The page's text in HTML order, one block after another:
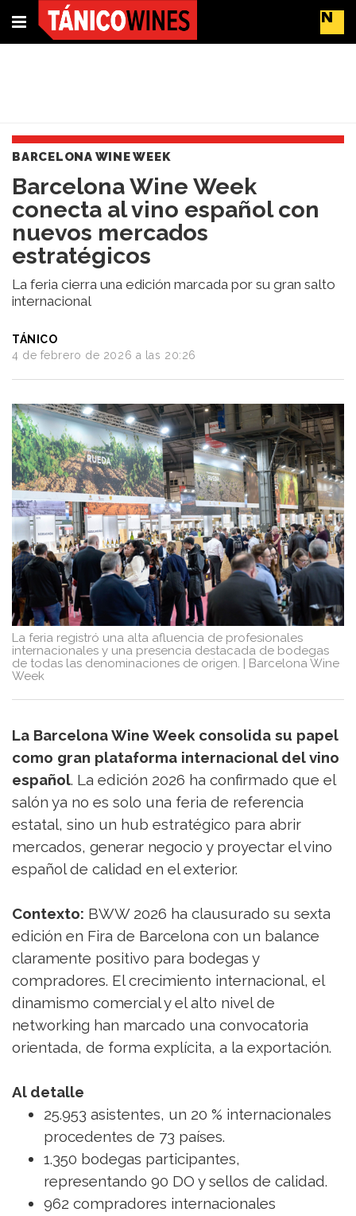
Buscar
Actualidad
Líderes
cambio
Impacto
y
Sostenibilidad
del
Vino
Vino
Saber
más
Vinos
y
Bodegas
BARCELONA WINE WEEK
Barcelona Wine Week
conecta al vino español con
nuevos mercados
estratégicos
La feria cierra una edición marcada por su gran salto
internacional
TÁNICO
4 de febrero de 2026 a las 20:26
La feria registró una alta afluencia de profesionales
internacionales y una presencia destacada de bodegas
de todas las denominaciones de origen. | Barcelona Wine
Week
La Barcelona Wine Week consolida su papel
como gran plataforma internacional del vino
español. La edición 2026 ha confirmado que el
salón ya no es solo una feria de referencia
estatal, sino un hub estratégico para abrir
mercados, generar negocio y proyectar el vino
español de calidad en el exterior.
Contexto: BWW 2026 ha clausurado su sexta
edición en Fira de Barcelona con un balance
claramente positivo para bodegas y
compradores. El crecimiento internacional, el
dinamismo comercial y el alto nivel de
networking han marcado una convocatoria
orientada, de forma explícita, a la exportación.
Al detalle
25.953 asistentes, un 20 % internacionales
procedentes de 73 países.
1.350 bodegas participantes,
representando 90 DO y sellos de calidad.
962 compradores internacionales